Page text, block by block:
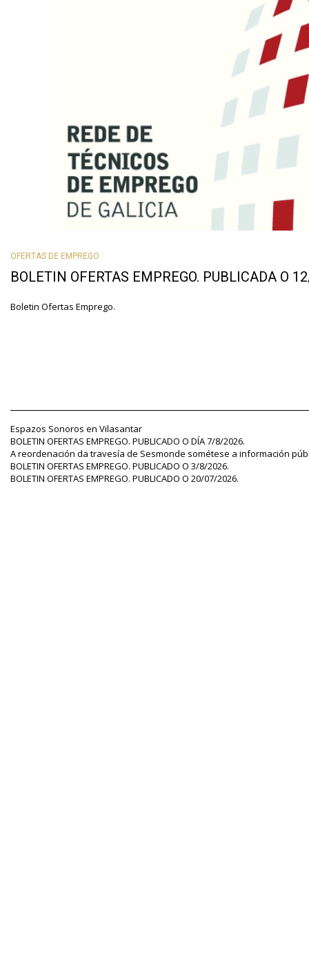
OFERTAS DE EMPREGO
BOLETIN OFERTAS EMPREGO. PUBLICADA O
Boletin Ofertas Emprego.
Espazos Sonoros en Vilasantar
BOLETIN OFERTAS EMPREGO. PUBLICADO O DÍA 7/8/2026.
A reordenación da travesía de Sesmonde sométese a información
BOLETIN OFERTAS EMPREGO. PUBLICADO O 3/8/2026.
BOLETIN OFERTAS EMPREGO. PUBLICADO O 20/07/2026.